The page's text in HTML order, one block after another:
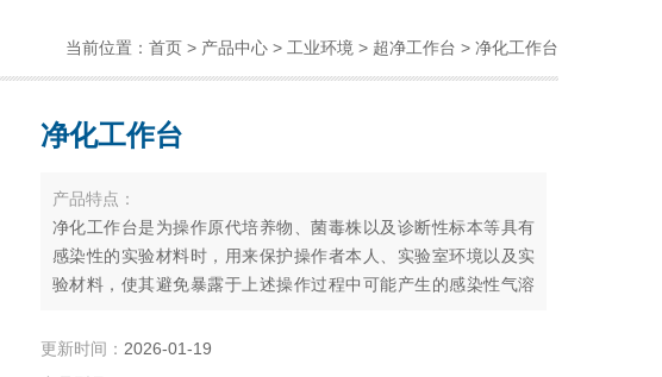
当前位置： 首页 > 产品中心 > 工业环境 > 超净工作台 > 净化工作台
净化工作台
产品特点：
净化工作台是为操作原代培养物、菌毒株以及诊断性标本等具有
感染性的实验材料时，用来保护操作者本人、实验室环境以及实
验材料，使其避免暴露于上述操作过程中可能产生的感染性气溶
更新时间： 2026-01-19